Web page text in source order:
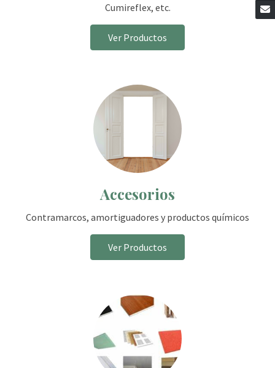
Cumireflex, etc.
Ver Productos
Accesorios
Contramarcos, amortiguadores y productos químicos
Ver Productos